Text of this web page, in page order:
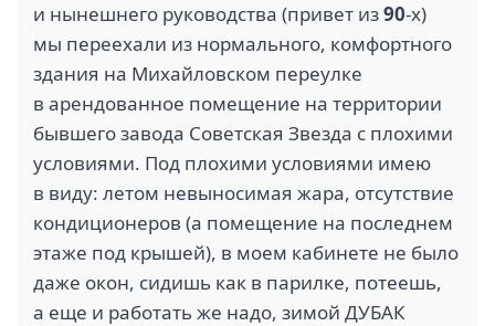
и нынешнего руководства (привет из90-х)
мы переехали из нормального, комфортного
здания на Михайловском переулке
в арендованное помещение на территории
бывшего завода Советская Звезда с плохими
условиями. Под плохими условиями имею
в виду: летом невыносимая жара, отсутствие
кондиционеров (а помещение на последнем
этаже под крышей), в моем кабинете не было
даже окон, сидишь как в парилке, потеешь,
а еще и работать же надо, зимой ДУБАК